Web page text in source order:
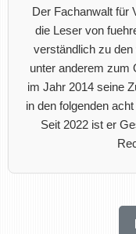
Der Fachanwalt für
die Leser von
verständlich zu
unter anderem zum
im Jahr 2014 seine
in den folgenden
Seit 2022 ist er